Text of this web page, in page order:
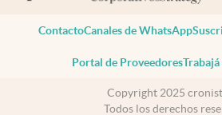
ContactoCanales de WhatsApp
Portal de Proveedores
Copyright 2025
Todos los derechos